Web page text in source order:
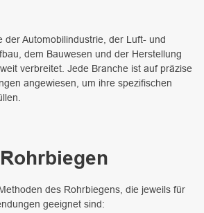
der Automobilindustrie, der Luft- und
dem Bauwesen und der Herstellung
verbreitet. Jede Branche ist auf präzise
angewiesen, um ihre spezifischen
des Rohrbiegens, die jeweils für
geeignet sind: